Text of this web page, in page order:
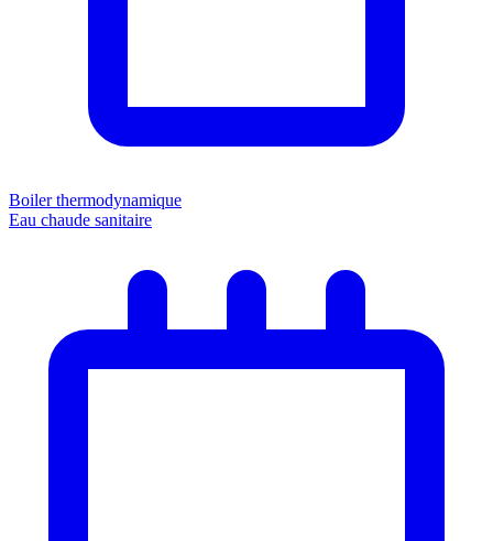
Boiler thermodynamique
Eau chaude sanitaire